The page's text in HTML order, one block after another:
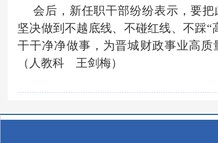
会后，新任职干部纷纷表示，要
坚决做到不越底线、不碰红线、不踩“
干干净净做事，为晋城财政事业高
（人教科 王剑梅）